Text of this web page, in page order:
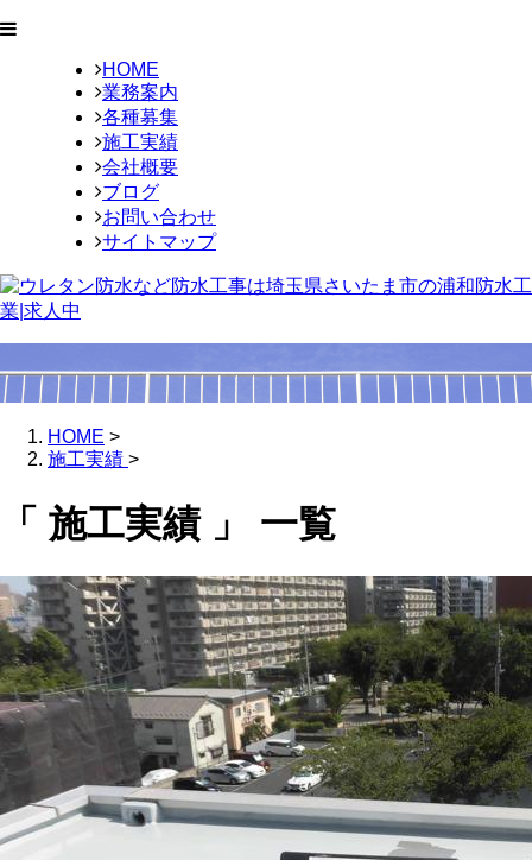
HOME
業務案内
各種募集
施工実績
会社概要
ブログ
お問い合わせ
サイトマップ
HOME >
施工実績 >
「 施工実績 」 一覧